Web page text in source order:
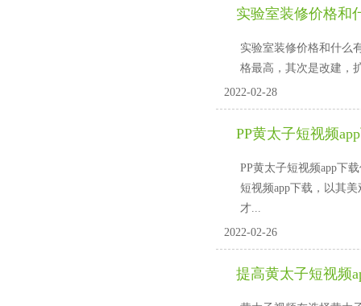
实验室装修价格和
实验室装修价格和什么有关
格最高，其次是改建，扩
2022-02-28
PP黄太子短视频
PP黄太子短视频app下
短视频app下载，以
才...
2022-02-26
提高黄太子短视频